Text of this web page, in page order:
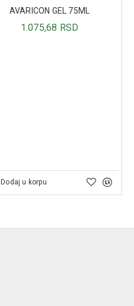
AVARICON GEL 75ML
1.075,68 RSD
Dodaj u korpu